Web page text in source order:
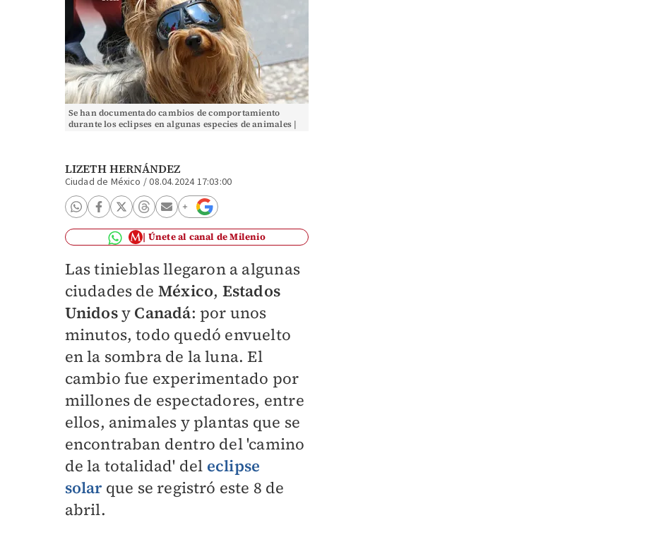
Se han documentado cambios de comportamiento
durante los eclipses en algunas especies de animales |
LIZETH HERNÁNDEZ
Ciudad de México /08.04.2024 17:03:00
Únete al canal de Milenio
Las tinieblas llegaron a algunas
ciudades de México, Estados
Unidosy Canadá: por unos
minutos, todo quedó envuelto
en la sombra de la luna. El
cambio fue experimentado por
millones de espectadores, entre
ellos, animales y plantas que se
encontraban dentro del 'camino
de la totalidad' del eclipse
solarque se registró este 8 de
abril.